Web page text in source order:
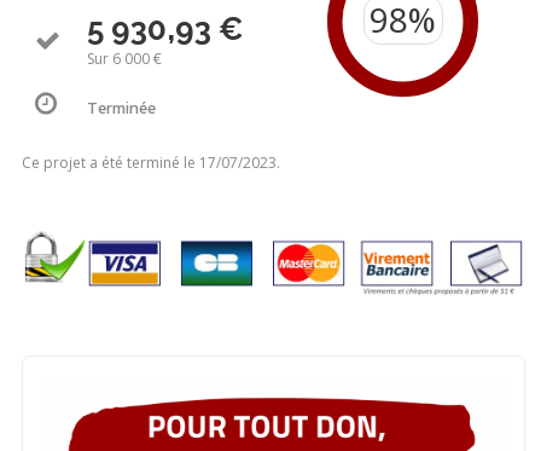
5 930,93 €
Sur 6 000 €
Terminée
Ce projet a été terminé le 17/07/2023.